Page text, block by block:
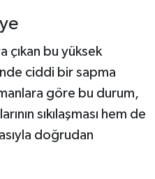
çıkan bu yüksek
ciddi bir sapma
göre bu durum,
sıkılaşması hem de
doğrudan